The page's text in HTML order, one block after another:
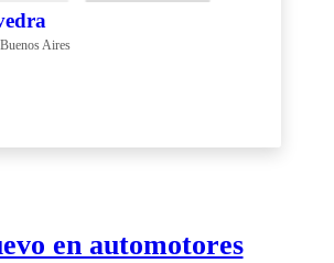
Aires
en automotores